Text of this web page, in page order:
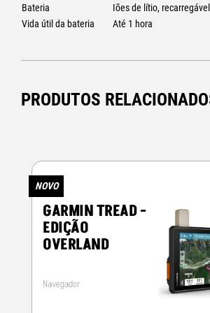
ECRÃ TÁTIL BRILHANTE
Um ecrã tátil brilhante de 5″ em vidro de alta
Bateria
Iões de lítio, recarregável
Vida útil da bateria
Até 1 hora
PRODUTOS
NOVO
GARMIN TREAD -
EDIÇÃO
OVERLAND
Navegador